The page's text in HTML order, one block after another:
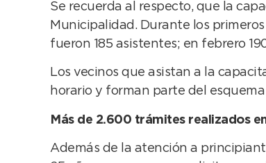
Se recuerda al respecto, que la
Municipalidad. Durante los
fueron 185 asistentes; en febrero
Los vecinos que asistan a la
horario y forman parte del
Más de 2.600 trámites realizados
Además de la atención a